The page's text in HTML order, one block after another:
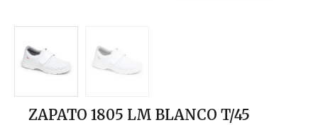
ZAPATO 1805 LM BLANCO T/45